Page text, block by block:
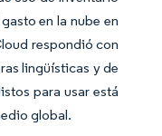
en la nube en
respondió con
lingüísticas y de
para usar está
global.